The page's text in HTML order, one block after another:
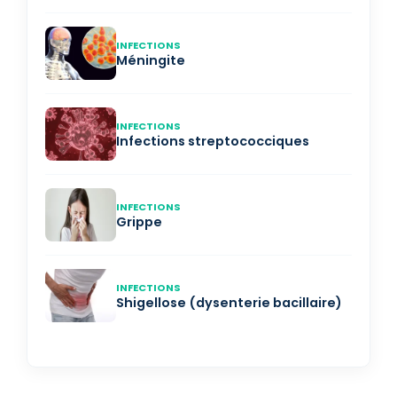
INFECTIONS
Méningite
INFECTIONS
Infections streptococciques
INFECTIONS
Grippe
INFECTIONS
Shigellose (dysenterie bacillaire)